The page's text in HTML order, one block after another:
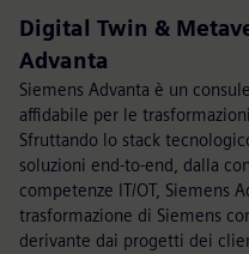
Digital Twin &
Advanta
Siemens Advanta è un
affidabile per le
Sfruttando lo stack
soluzioni end-to-end, dalla
competenze IT/OT, Siemens
trasformazione di Siemens
derivante dai progetti dei